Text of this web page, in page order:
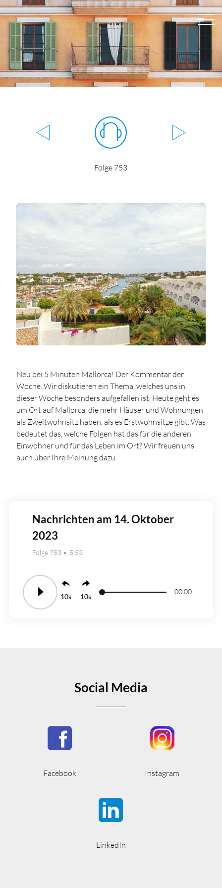
Folge 753
Neu bei 5 Minuten Mallorca! Der Kommentar der
Woche. Wir diskutieren ein Thema, welches uns in
dieser Woche besonders aufgefallen ist. Heute geht es
um Ort auf Mallorca, die mehr Häuser und Wohnungen
als Zweitwohnsitz haben, als es Erstwohnsitze gibt. Was
bedeutet das, welche Folgen hat das für die anderen
Einwohner und für das Leben im Ort? Wir freuen uns
auch über Ihre Meinung dazu.
Nachrichten am 14. Oktober
2023
Folge 753 5:53
10 10
00:00
Social Media
Facebook Instagram
LinkedIn